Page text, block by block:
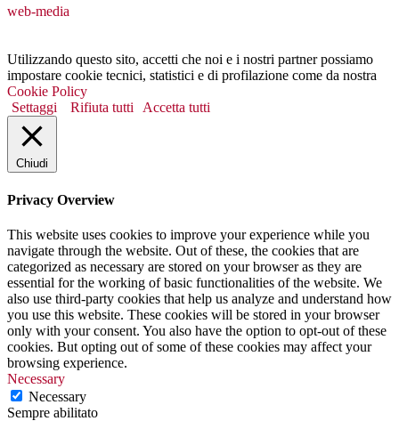
web-media
Utilizzando questo sito, accetti che noi e i nostri partner possiamo
impostare cookie tecnici, statistici e di profilazione come da nostra
Cookie Policy
Settaggi
Rifiuta tutti Accetta tutti
Chiudi
Privacy Overview
This website uses cookies to improve your experience while you
navigate through the website. Out of these, the cookies that are
categorized as necessary are stored on your browser as they are
essential for the working of basic functionalities of the website. We
also use third-party cookies that help us analyze and understand how
you use this website. These cookies will be stored in your browser
only with your consent. You also have the option to opt-out of these
cookies. But opting out of some of these cookies may affect your
browsing experience.
Necessary
Necessary
Sempre abilitato